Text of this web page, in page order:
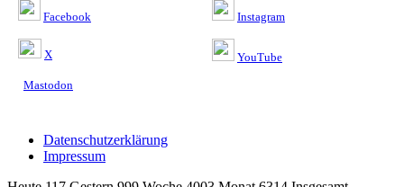
Facebook
X
Mastodon
Instagram
YouTube
Datenschutzerklärung
Impressum